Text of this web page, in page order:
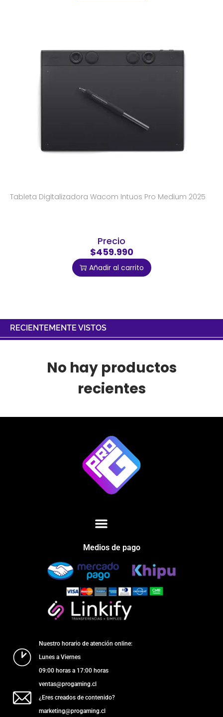
Tableta Digitalizadora Wacom Intuos Pro Medium 2025
Precio
$459.990
Añadir al carrito
RECIENTEMENTE VISTOS
No hay productos
recientes
Medios de pago
Nuestro horario de atención online:
Lunes a Viernes
09:00 horas a 17:00 horas
ventas@progaming.cl
¿Eres creados de contenido?
marketing@progaming.cl